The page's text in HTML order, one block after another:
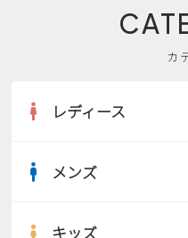
カ
レディース
サンダル
メンズ
キッズ